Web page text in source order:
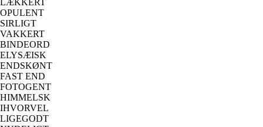
OPULENT
SIRLIGT
VAKKERT
BINDEORD
ELYSÆISK
ENDSKØNT
FAST END
FOTOGENT
HIMMELSK
IHVORVEL
LIGEGODT